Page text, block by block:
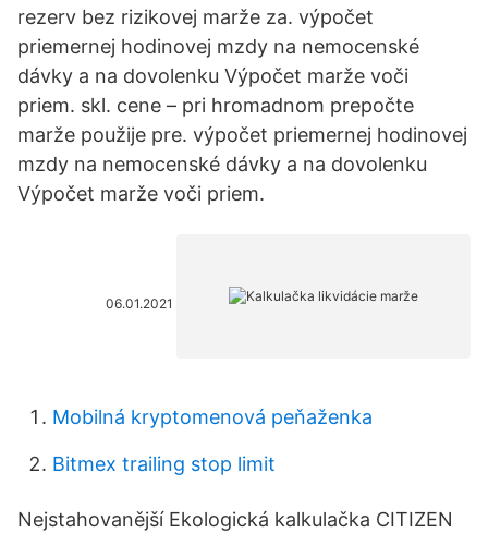
rezerv bez rizikovej marže za. výpočet
priemernej hodinovej mzdy na nemocenské
dávky a na dovolenku Výpočet marže voči
priem. skl. cene – pri hromadnom prepočte
marže použije pre. výpočet priemernej hodinovej
mzdy na nemocenské dávky a na dovolenku
Výpočet marže voči priem.
06.01.2021
Mobilná kryptomenová peňaženka
Bitmex trailing stop limit
Nejstahovanější Ekologická kalkulačka CITIZEN